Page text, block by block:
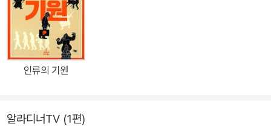
인 까닭이다. 이 고고학자는 유물에 새겨진 흙을 털어내고 깨진 조각
을 이어 붙여 유물이 존재했던 그 시절, 짧게는 100년에서 길게는 수
천 년에 이르기까지의 세월을 거슬러 올라가 재현한다. 뼈만 남아 있
는 무덤에서 꽃향기를 찾아내고, 조개껍데기를 통해 젓갈의 맛을 우
리에게 보여준다. 형체만 남은 석상에서 화려했던 초원 기마민족의
조 현장으로 초대하기도 한다. 수만 년의 시대를 여행하고 있지만 전
인류의 기원
알라디너TV (1편)